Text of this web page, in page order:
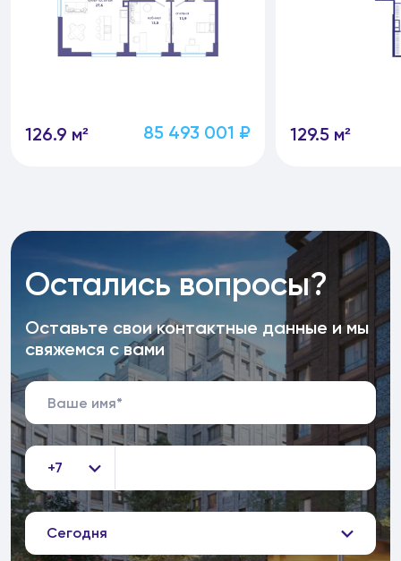
126.9 м² 85 493 001 ₽ 129.5 м²
Остались вопросы?
Оставьте свои контактные данные и мы
свяжемся с вами
+7
Сегодня